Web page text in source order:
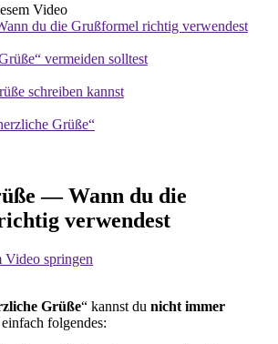
Video
du die Grußformel richtig verwendest
vermeiden solltest
schreiben kannst
Grüße“
— Wann du die
verwendest
Video springen
Grüße“ kannst du nicht immer
folgendes: